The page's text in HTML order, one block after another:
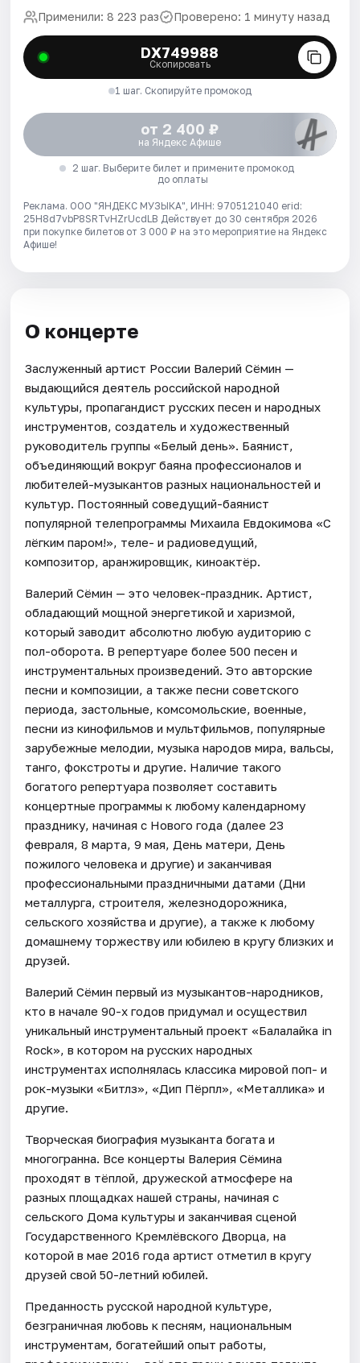
Применили: 8 223 раз Проверено: 1 минуту назад
DX749988
Скопировать
1 шаг. Скопируйте промокод
от 2 400 ₽
на Яндекс Афише
2 шаг. Выберите билет и примените промокод
до оплаты
Реклама. ООО "ЯНДЕКС МУЗЫКА", ИНН: 9705121040 erid:
25H8d7vbP8SRTvHZrUcdLB Действует до 30 сентября 2026
при покупке билетов от 3 000 ₽ на это мероприятие на Яндекс
Афише!
О концерте
Заслуженный артист России Валерий Сёмин —
выдающийся деятель российской народной
культуры, пропагандист русских песен и народных
инструментов, создатель и художественный
руководитель группы «Белый день». Баянист,
объединяющий вокруг баяна профессионалов и
любителей-музыкантов разных национальностей и
культур. Постоянный соведущий-баянист
популярной телепрограммы Михаила Евдокимова «С
лёгким паром!», теле- и радиоведущий,
композитор, аранжировщик, киноактёр.
Валерий Сёмин — это человек-праздник. Артист,
обладающий мощной энергетикой и харизмой,
который заводит абсолютно любую аудиторию с
пол-оборота. В репертуаре более 500 песен и
инструментальных произведений. Это авторские
песни и композиции, а также песни советского
периода, застольные, комсомольские, военные,
песни из кинофильмов и мультфильмов, популярные
зарубежные мелодии, музыка народов мира, вальсы,
танго, фокстроты и другие. Наличие такого
богатого репертуара позволяет составить
концертные программы к любому календарному
празднику, начиная с Нового года (далее 23
февраля, 8 марта, 9 мая, День матери, День
пожилого человека и другие) и заканчивая
профессиональными праздничными датами (Дни
металлурга, строителя, железнодорожника,
сельского хозяйства и другие), а также к любому
домашнему торжеству или юбилею в кругу близких и
друзей.
Валерий Сёмин первый из музыкантов-народников,
кто в начале 90-х годов придумал и осуществил
уникальный инструментальный проект «Балалайка in
Rock», в котором на русских народных
инструментах исполнялась классика мировой поп- и
рок-музыки «Битлз», «Дип Пёрпл», «Металлика» и
другие.
Творческая биография музыканта богата и
многогранна. Все концерты Валерия Сёмина
проходят в тёплой, дружеской атмосфере на
разных площадках нашей страны, начиная с
сельского Дома культуры и заканчивая сценой
Государственного Кремлёвского Дворца, на
которой в мае 2016 года артист отметил в кругу
друзей свой 50-летний юбилей.
Преданность русской народной культуре,
безграничная любовь к песням, национальным
инструментам, богатейший опыт работы,